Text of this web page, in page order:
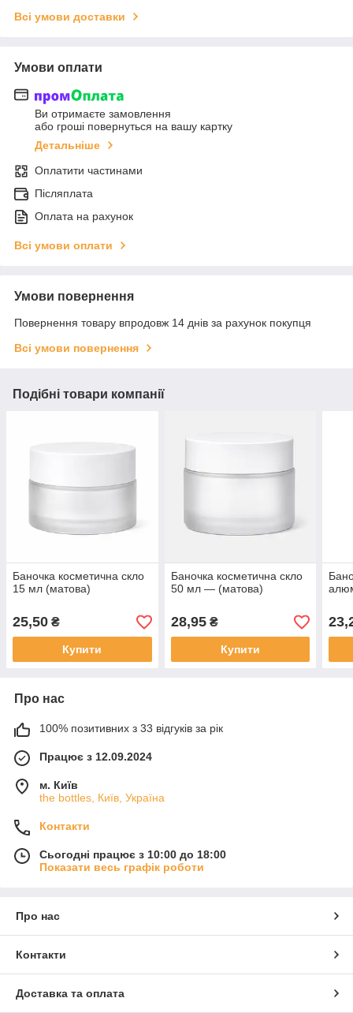
Всі умови доставки
Умови оплати
Ви отримаєте замовлення
або гроші повернуться на вашу картку
Детальніше
Оплатити частинами
Післяплата
Оплата на рахунок
Всі умови оплати
Умови повернення
Повернення товару впродовж 14 днів за рахунок покупця
Всі умови повернення
Подібні товари компанії
Баночка косметична скло
15 мл (матова)
25,50 ₴
Купити
Баночка косметична скло
50 мл — (матова)
28,95₴
Купити
Про нас
100% позитивних з 33 відгуків за рік
Працює з 12.09.2024
м. Київ
the bottles, Київ, Україна
Контакти
Сьогодні працює з 10:00 до 18:00
Показати весь графік роботи
Про нас
Контакти
Доставка та оплата